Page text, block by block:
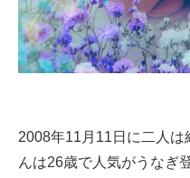
2008年11月11日に二人は
んは26歳で人気がうなぎ